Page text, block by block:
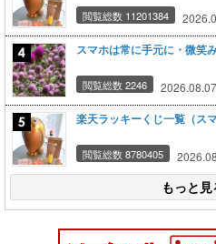
閲覧総数 11201384
スマホは常に手元に・微笑
閲覧総数 2246
楽天ラッキーくじ一覧（スマ
閲覧総数 8780405
もっと見